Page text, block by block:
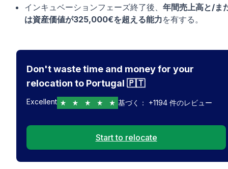
インキュベーションフェーズ終了後、 年間売上高と/ま
は資産価値が325,000€を超える能力を有する。
Don't waste time and money for your
relocation to Portugal 🇵🇹
Excellent 基づく： +1194 件のレビュー
Start to relocate